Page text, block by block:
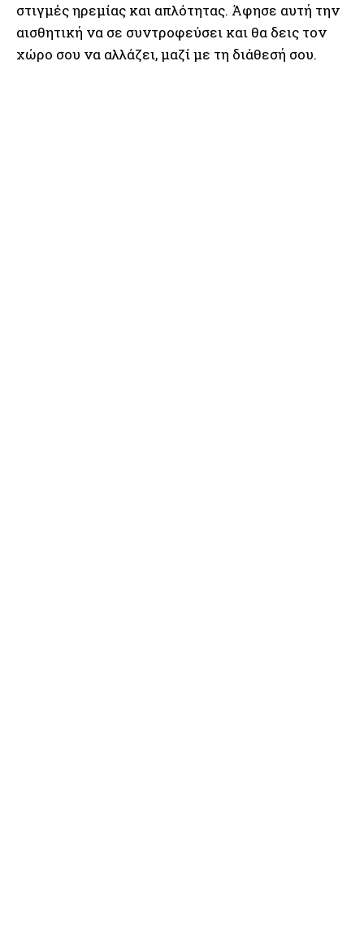
στιγμές ηρεμίας και απλότητας. Άφησε αυτή την
αισθητική να σε συντροφεύσει και θα δεις τον
χώρο σου να αλλάζει, μαζί με τη διάθεσή σου.